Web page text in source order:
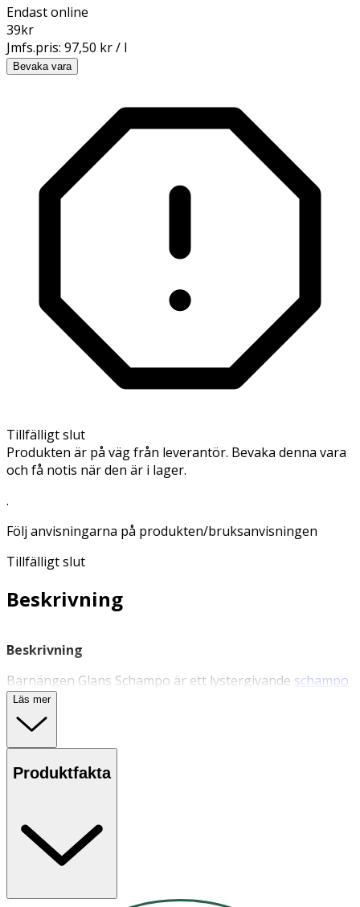
Endast online
39kr
Jmfs.pris: 97,50 kr / l
Bevaka vara
Tillfälligt slut
Produkten är på väg från leverantör. Bevaka denna vara
och få notis när den är i lager.
.
Följ anvisningarna på produkten/bruksanvisningen
Tillfälligt slut
Beskrivning
Beskrivning
Barnängen Glans Schampo är ett lystergivande schampo
för hår som känns trött och glanslöst. Vegansk
formulering med blomsterolja som reparerar och
mjukgör håret från rot till topp utan att tynga ner.
Användning
Förvaring
Förvaras i rumstemperatur.
Läs mer
Produktfakta